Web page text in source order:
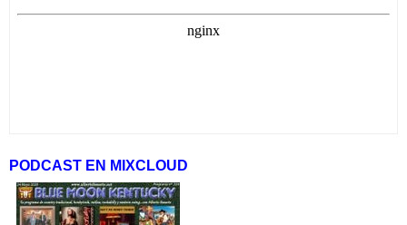
PODCAST EN MIXCLOUD